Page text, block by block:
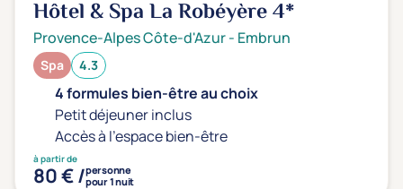
Hôtel & Spa La Robéyère4*
Provence-Alpes Côte-d'Azur- Embrun
Spa 4.3
4 formules bien-être au choix
Petit déjeuner inclus
Accès à l'espace bien-être
à partir de
80 € /personne
pour 1 nuit